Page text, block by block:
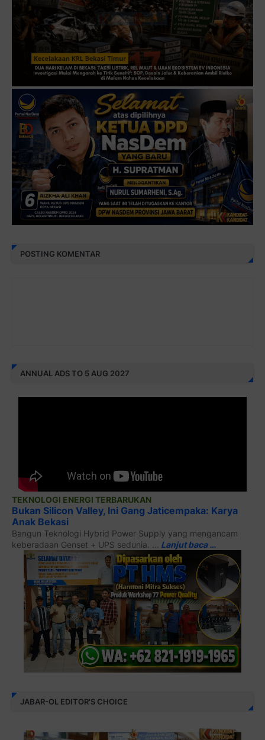
POSTING KOMENTAR
ANNUAL ADS TO 5 AUG 2027
TEKNOLOGI ENERGI TERBARUKAN
Bukan Silicon Valley, Ini Gang Jaticempaka: Karya
Anak Bekasi
Bangun Teknologi Hybrid Power Supply yang mengancam
keberadaan Genset + UPS sedunia. ...
Lanjut baca …
JABAR-OL EDITOR'S CHOICE